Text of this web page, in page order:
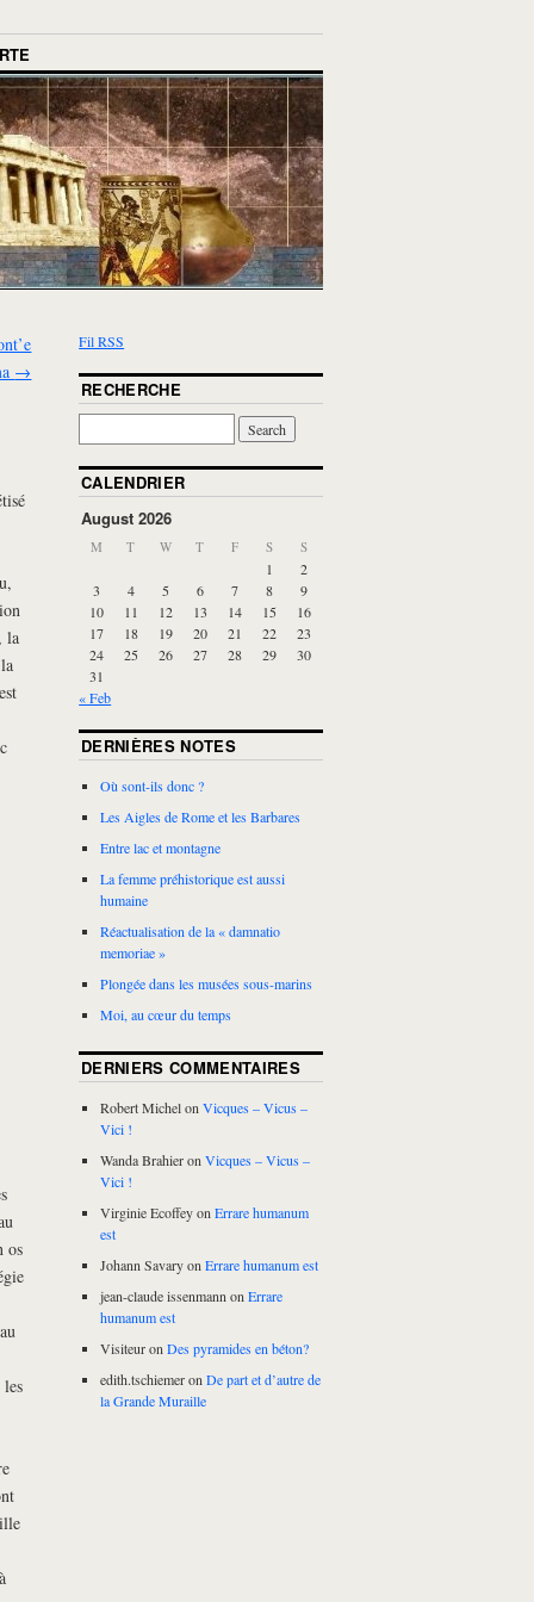
→
la
os
Fil RSS
RECHERCHE
CALENDRIER
August 2026
M T W T F S S
1
2
3
4 5 6 7 8
9
10
11 12 13 14 15
16
17
18 19 20 21 22
23
24
25 26 27 28 29
30
31
« Feb
DERNIÈRES NOTES
Où sont-ils donc ?
Les Aigles de Rome et les Barbares
Entre lac et montagne
La femme préhistorique est aussi
humaine
Réactualisation de la « damnatio
memoriae »
Plongée dans les musées sous-marins
Moi, au cœur du temps
DERNIERS COMMENTAIRES
Robert MichelonVicques – Vicus –
Vici !
Wanda BrahieronVicques – Vicus –
Vici !
Virginie EcoffeyonErrare humanum
est
Johann SavaryonErrare humanum est
jean-claude issenmannonErrare
humanum est
VisiteuronDes pyramides en béton?
edith.tschiemeronDe part et d’autre de
la Grande Muraille